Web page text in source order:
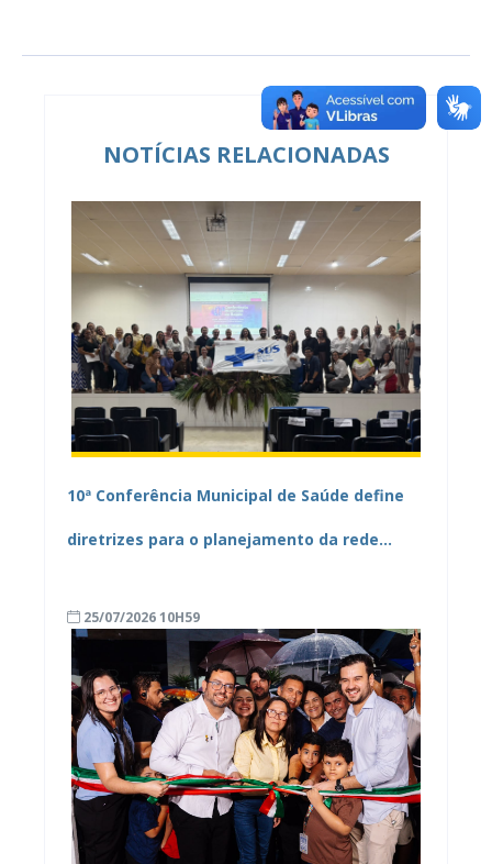
NOTÍCIAS RELACIONADAS
10ª Conferência Municipal de Saúde define
diretrizes para o planejamento da rede
25/07/2026 10H59